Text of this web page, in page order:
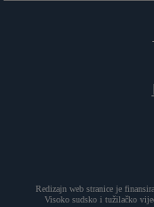
Redizajn web stranice je
Visoko sudsko i tužilačko